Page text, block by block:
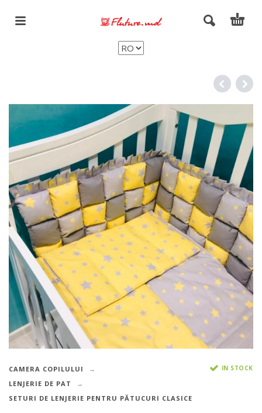
CAMERA COPILULUI
LENJERIE DE PAT
SETURI DE LENJERIE PENTRU PĂTUCURI CLASICE
IN STOCK